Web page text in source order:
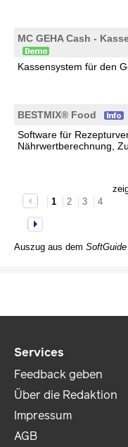
MC GEHA Cash -
Kassensystem für den
BESTMIX® Food
Software für
Nährwertberechnung,
1
2 3 4
Auszug aus dem SoftGuide
Services
Feedback geben
Über die Redaktion
Impressum
AGB